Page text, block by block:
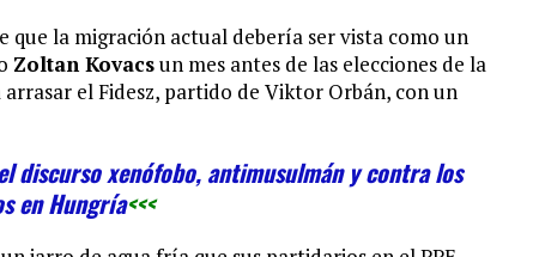
la migración actual debería ser vista como un
Zoltan Kovacsun mes antes de las elecciones de la
el Fidesz, partido de Viktor Orbán, con un
discurso xenófobo, antimusulmán y contra los
en Hungría<<<